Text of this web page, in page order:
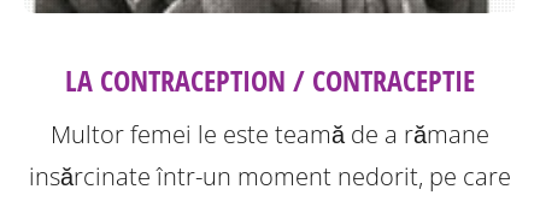
LA CONTRACEPTION / CONTRACEPTIE
Multor femei le este teamă de a rămane
insărcinate într-un moment nedorit, pe care